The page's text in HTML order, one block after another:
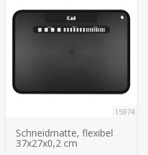
15974
Schneidmatte, flexibel
37x27x0,2 cm